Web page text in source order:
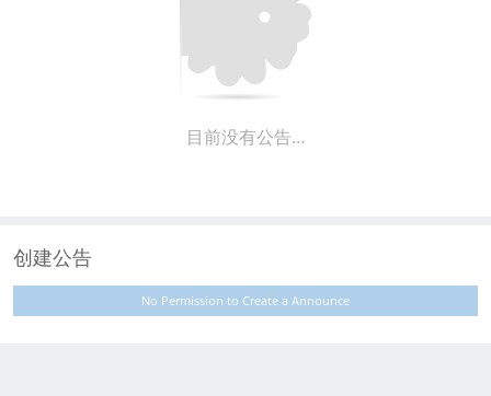
目前没有公告…
创建公告
No Permission to Create a Announce